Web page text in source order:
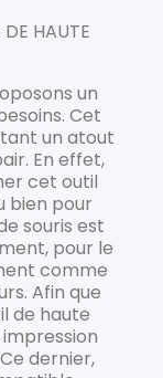
DE HAUTE
un
Cet
un atout
En effet,
cet outil
bien pour
souris est
pour le
comme
Afin que
de haute
dernier,